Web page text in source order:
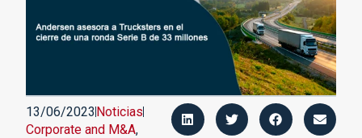
13/06/2023 Noticias
Corporate and M&A,